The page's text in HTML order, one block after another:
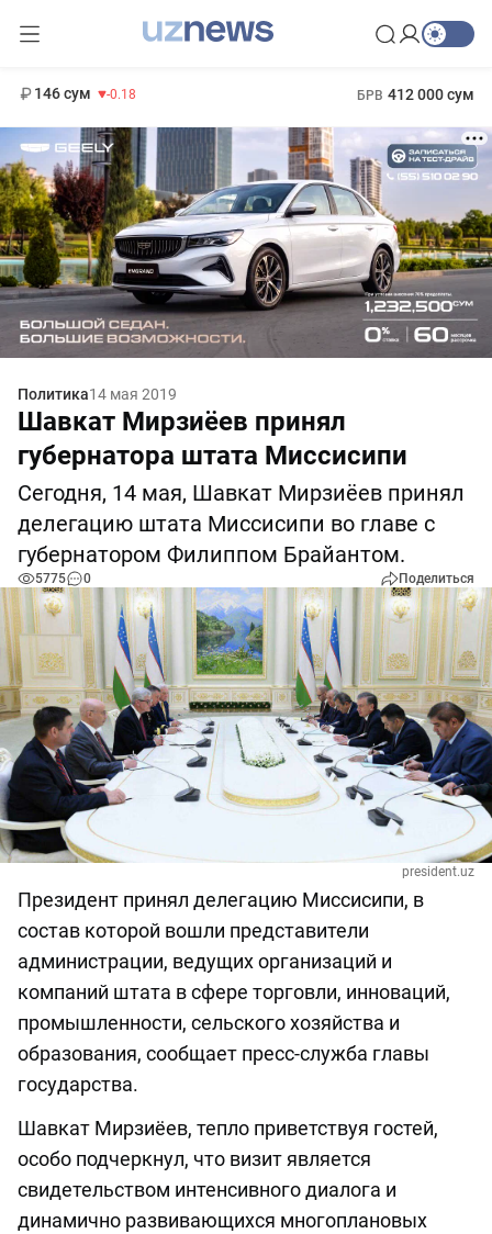
146 сум -0.18 БРВ 412 000 сум
Политика14 мая 2019
Шавкат Мирзиёев принял
губернатора штата Миссисипи
Сегодня, 14 мая, Шавкат Мирзиёев принял
делегацию штата Миссисипи во главе с
губернатором Филиппом Брайантом.
5775 0 Поделиться
president.uz
Президент принял делегацию Миссисипи, в
состав которой вошли представители
администрации, ведущих организаций и
компаний штата в сфере торговли, инноваций,
промышленности, сельского хозяйства и
образования, сообщает пресс-служба главы
государства.
Шавкат Мирзиёев, тепло приветствуя гостей,
особо подчеркнул, что визит является
свидетельством интенсивного диалога и
динамично развивающихся многоплановых